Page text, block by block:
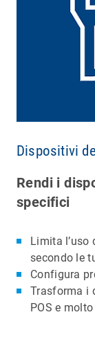
Dispositivi
Rendi i
specifici
Limita
secondo le
Configura
Trasforma i
POS e